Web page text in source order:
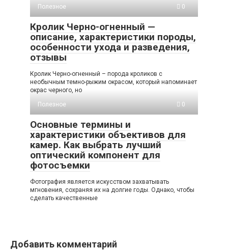
Полезное
0
Кролик Черно-огненный —
описание, характеристики породы,
особенности ухода и разведения,
отзывы
Кролик Черно-огненный – порода кроликов с
необычным темно-рыжим окрасом, который напоминает
окрас черного, но
Полезное
0
Основные термины и
характеристики объективов для
камер. Как выбрать лучший
оптический компонент для
фотосъемки
Фотография является искусством захватывать
мгновения, сохраняя их на долгие годы. Однако, чтобы
сделать качественные
Добавить комментарий